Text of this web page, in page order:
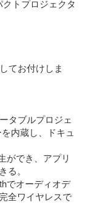
トプロジェクタ
てお付けしま
タブルプロジェ
内蔵し、ドキュ
ができ、アプリ
。
でオーディオデ
全ワイヤレスで